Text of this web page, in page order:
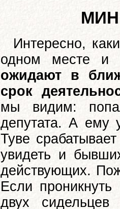
Интересно,
одном месте и
ожидают в
срок
мы видим:
депутата. А ему
Туве
увидеть и
действующих.
Если
двух